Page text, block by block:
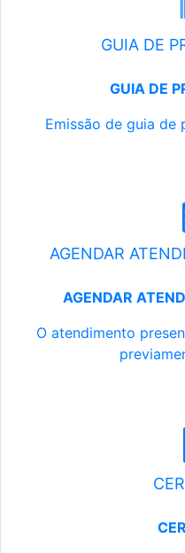
GUIA DE
GUIA DE
Emissão de guia de
AGENDAR
AGENDAR
O atendimento